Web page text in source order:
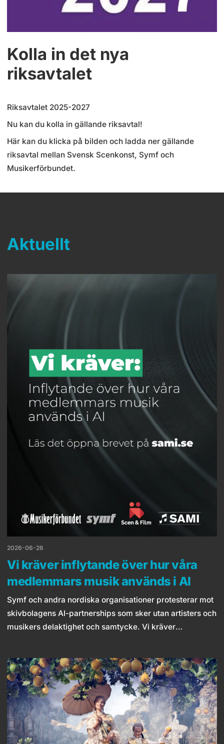
Kolla in det nya
riksavtalet
Riksavtalet 2025-2027
Nu kan du kolla in gällande riksavtal!
Här kan du klicka på bilden och ladda ner gällande
riksavtal mellan Svensk Scenkonst, Symf och
Musikerförbundet.
Aktuellt
2026-06-26
Vi kräver inflytande över hur våra
medlemmars musik används i AI
Symf och andra nordiska organisationer protesterar mot
skivbolagens AI-partnerships som sker utan artisters och
musikers delaktighet och samtycke. Vi kräver